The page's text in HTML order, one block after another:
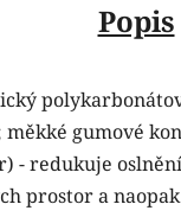
Popis
gumové
- redukuje
prostor a naopak​